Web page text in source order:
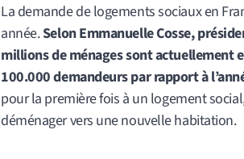
La demande de logements sociaux en
année.Selon Emmanuelle Cosse,
millions de ménages sont actuellement
100.000 demandeurs par rapport à
pour la première fois à un logement
déménager vers une nouvelle habitation.